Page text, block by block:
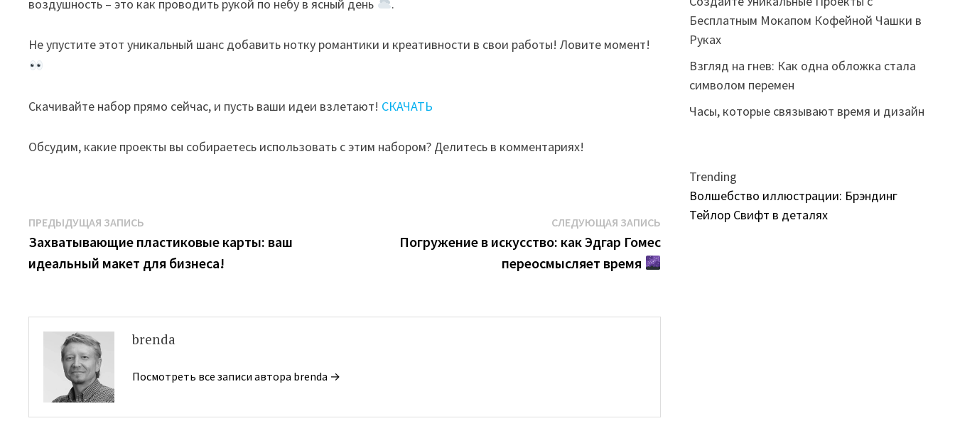
воздушность – это как проводить рукой по небу в ясный день
.
Не упустите этот уникальный шанс добавить нотку романтики и креативности в свои работы! Ловите момент!
Скачивайте набор прямо сейчас, и пусть ваши идеи взлетают! СКАЧАТЬ
Обсудим, какие проекты вы собираетесь использовать с этим набором? Делитесь в комментариях!
Навигация
по
записям
ПРЕДЫДУЩАЯ ЗАПИСЬ
запись:
Захватывающие пластиковые карты: ваш
идеальный макет для бизнеса!
СЛЕДУЮЩАЯ ЗАПИСЬСледующая
запись:
Погружение в искусство: как Эдгар Гомес
переосмысляет время
brenda
Посмотреть все записи автора brenda →
Бесплатным Мокапом Кофейной Чашки в
Руках
Взгляд на гнев: Как одна обложка стала
символом перемен
Часы, которые связывают время и дизайн
Trending
Волшебство иллюстрации: Брэндинг
Тейлор Свифт в деталях